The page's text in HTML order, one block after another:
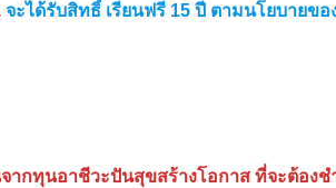
จะได้รับสิทธิ์ เรียนฟรี 15 ปี ตามนโยบายขอ
ากทุนอาชีวะปันสุขสร้างโอกาส ที่จะต้องช